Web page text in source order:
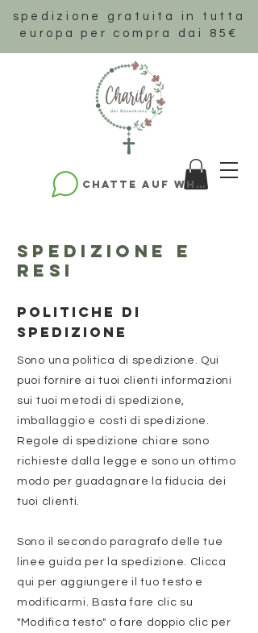
spedizione gratuita in tutta
europa per compra dai 85€
Chatte auf WhatsApp
SPEDIZIONE E
RESI
POLITICHE DI
SPEDIZIONE
Sono una politica di spedizione. Qui
puoi fornire ai tuoi clienti informazioni
sui tuoi metodi di spedizione,
imballaggio e costi di spedizione.
Regole di spedizione chiare sono
richieste dalla legge e sono un ottimo
modo per guadagnare la fiducia dei
tuoi clienti.
Sono il secondo paragrafo delle tue
linee guida per la spedizione. Clicca
qui per aggiungere il tuo testo e
modificarmi. Basta fare clic su
"Modifica testo" o fare doppio clic per